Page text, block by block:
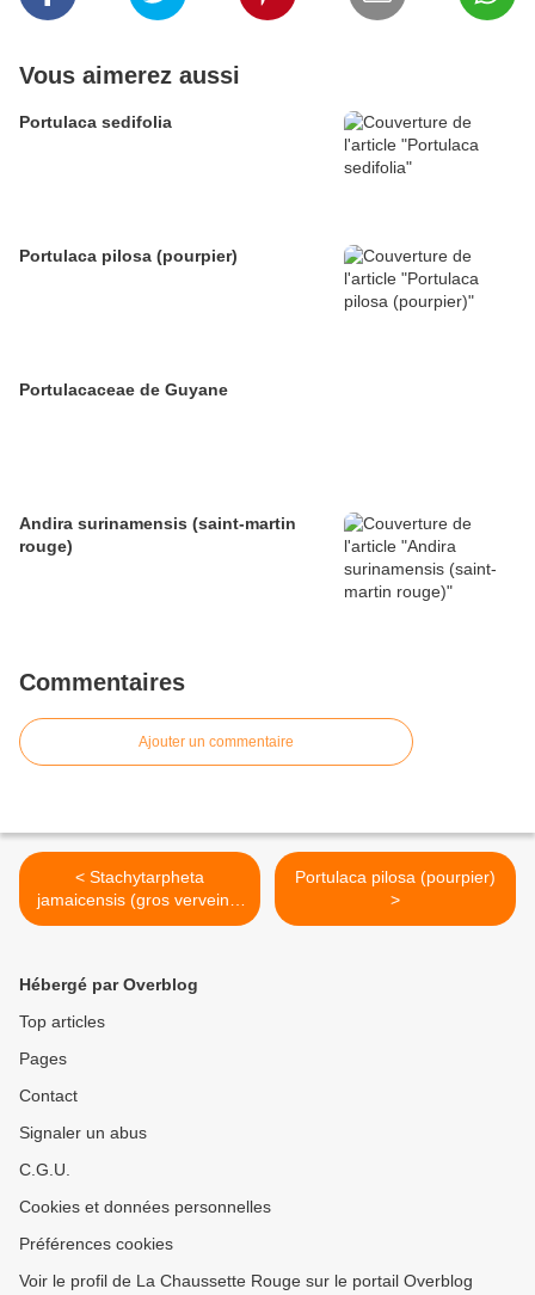
Vous aimerez aussi
Portulaca sedifolia
Portulaca pilosa (pourpier)
Portulacaceae de Guyane
Andira surinamensis (saint-martin
rouge)
Commentaires
Ajouter un commentaire
< Stachytarpheta
jamaicensis (gros verveine,
verveine queue de rat)
Portulaca pilosa (pourpier)
>
Hébergé par Overblog
Top articles
Pages
Contact
Signaler un abus
C.G.U.
Cookies et données personnelles
Préférences cookies
Voir le profil de La Chaussette Rouge sur le portail Overblog